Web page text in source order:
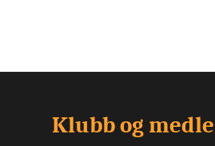
Klubb og